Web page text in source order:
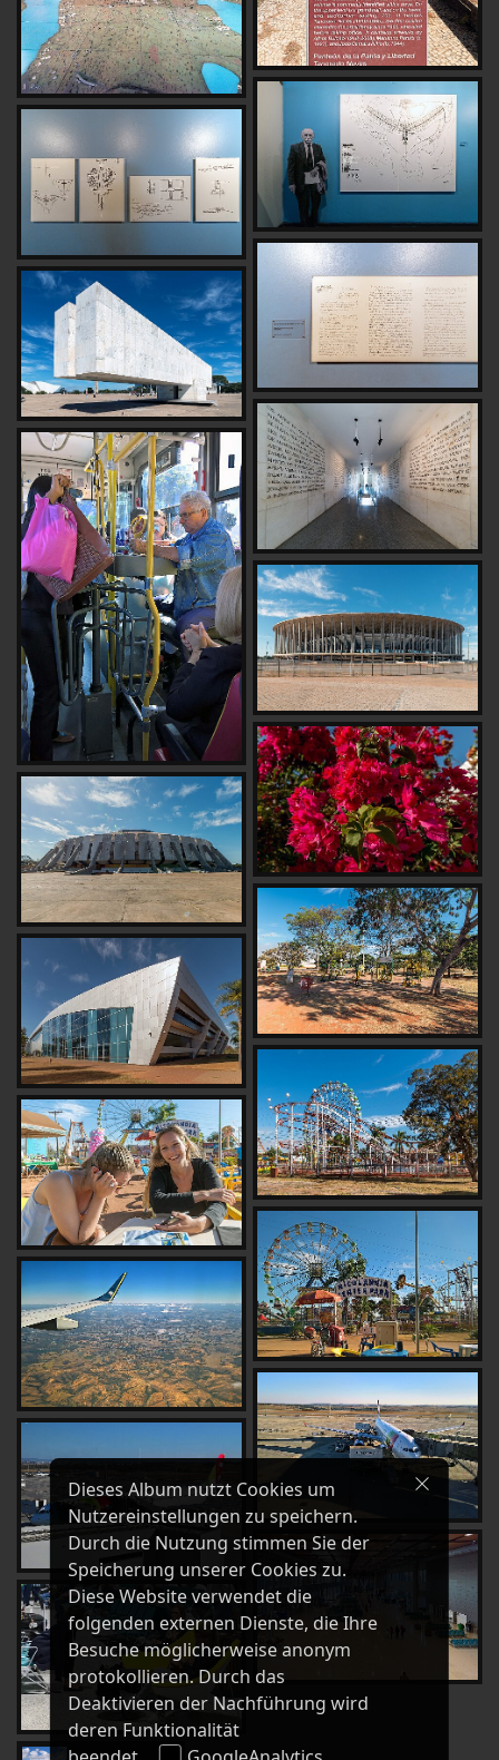
Dieses Album nutzt Cookies um
Nutzereinstellungen zu speichern.
Durch die Nutzung stimmen Sie der
Speicherung unserer Cookies zu.
Diese Website verwendet die
folgenden externen Dienste, die Ihre
Besuche möglicherweise anonym
protokollieren. Durch das
Deaktivieren der Nachführung wird
deren Funktionalität